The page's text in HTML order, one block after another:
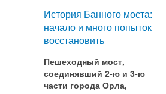
История Банного моста:
начало и много попыток
восстановить
Пешеходный мост,
соединявший 2-ю и 3-ю
части города Орла,